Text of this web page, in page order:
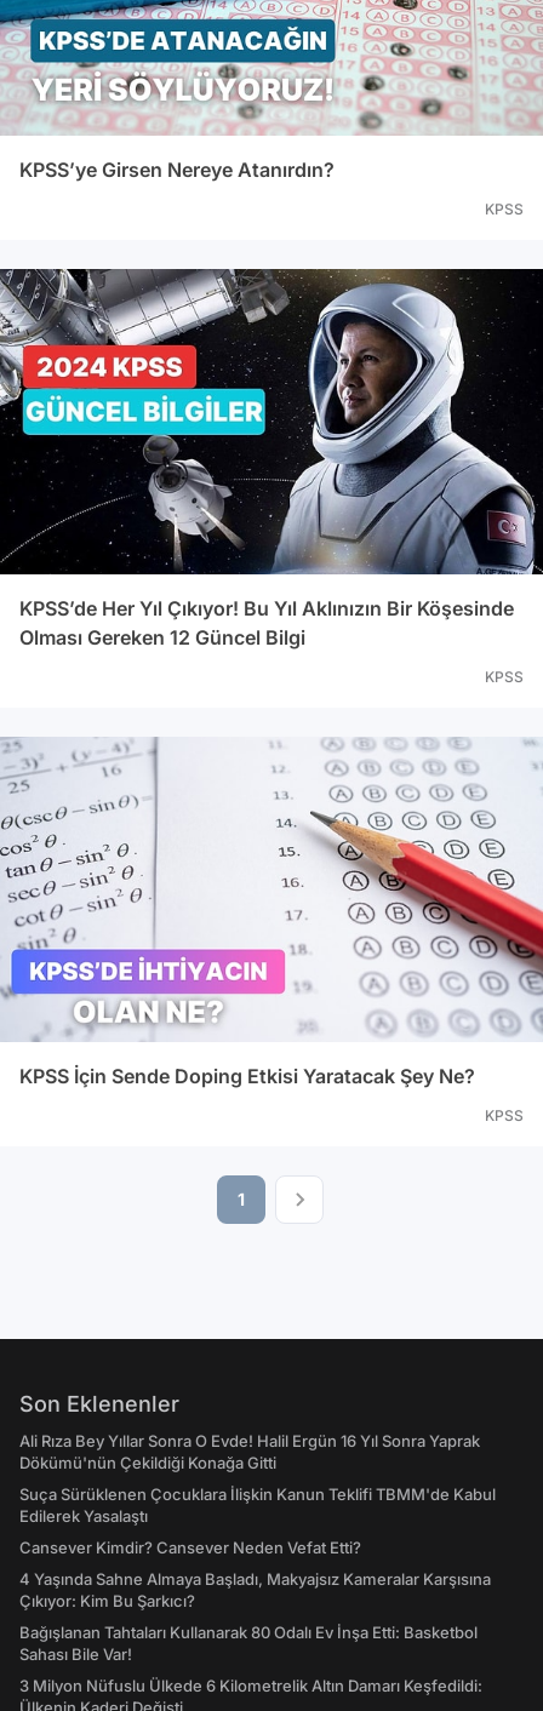
KPSS’ye Girsen Nereye Atanırdın?
KPSS
KPSS’de Her Yıl Çıkıyor! Bu Yıl Aklınızın Bir Köşesinde
Olması Gereken 12 Güncel Bilgi
KPSS
KPSS İçin Sende Doping Etkisi Yaratacak Şey Ne?
KPSS
1
Son Eklenenler
Ali Rıza Bey Yıllar Sonra O Evde! Halil Ergün 16 Yıl Sonra Yaprak
Dökümü'nün Çekildiği Konağa Gitti
Suça Sürüklenen Çocuklara İlişkin Kanun Teklifi TBMM'de Kabul
Edilerek Yasalaştı
Cansever Kimdir? Cansever Neden Vefat Etti?
4 Yaşında Sahne Almaya Başladı, Makyajsız Kameralar Karşısına
Çıkıyor: Kim Bu Şarkıcı?
Bağışlanan Tahtaları Kullanarak 80 Odalı Ev İnşa Etti: Basketbol
Sahası Bile Var!
3 Milyon Nüfuslu Ülkede 6 Kilometrelik Altın Damarı Keşfedildi: